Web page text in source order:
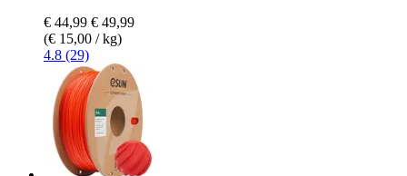
€ 44,99 € 49,99
(€ 15,00 / kg)
4.8 (29)